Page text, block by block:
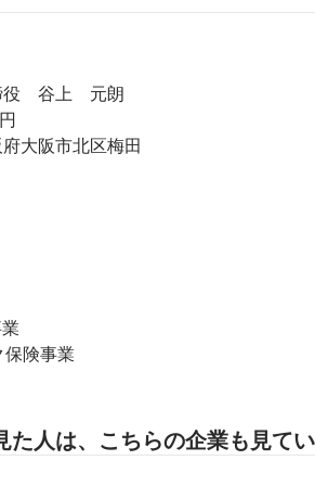
役　谷上　元朗
府大阪市北区梅田
険事業
た人は、こちらの企業も見て